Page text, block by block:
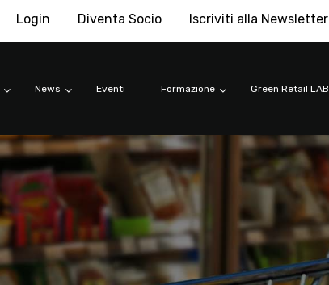
Login Diventa Socio Iscriviti alla Newsletter
News Eventi Formazione Green Retail LAB